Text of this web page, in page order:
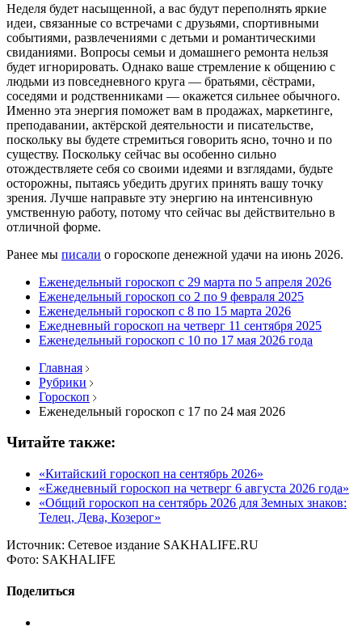
Неделя будет насыщенной, а вас будут переполнять яркие
идеи, связанные со встречами с друзьями, спортивными
событиями, развлечениями с детьми и романтическими
свиданиями. Вопросы семьи и домашнего ремонта нельзя
будет игнорировать. Однако ваше стремление к общению с
людьми из повседневного круга — братьями, сёстрами,
соседями и родственниками — окажется сильнее обычного.
Именно эта энергия поможет вам в продажах, маркетинге,
преподавании, актёрской деятельности и писательстве,
поскольку вы будете стремиться говорить ясно, точно и по
существу. Поскольку сейчас вы особенно сильно
отождествляете себя со своими идеями и взглядами, будьте
осторожны, пытаясь убедить других принять вашу точку
зрения. Лучше направьте эту энергию на интенсивную
умственную работу, потому что сейчас вы действительно в
отличной форме.
Ранее мы писали о гороскопе денежной удачи на июнь 2026.
Еженедельный гороскоп с 29 марта по 5 апреля 2026
Еженедельный гороскоп со 2 по 9 февраля 2025
Еженедельный гороскоп с 8 по 15 марта 2026
Ежедневный гороскоп на четверг 11 сентября 2025
Еженедельный гороскоп с 10 по 17 мая 2026 года
Главная
Рубрики
Гороскоп
Еженедельный гороскоп с 17 по 24 мая 2026
Читайте также:
«Китайский гороскоп на сентябрь 2026»
«Ежедневный гороскоп на четверг 6 августа 2026 года»
«Общий гороскоп на сентябрь 2026 для Земных знаков:
Телец, Дева, Козерог»
Источник: Сетевое издание SAKHALIFE.RU
Фото: SAKHALIFE
Поделиться